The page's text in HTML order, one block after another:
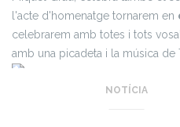
l'acte d'homenatge tornarem en
celebrarem amb totes i tots
amb una picadeta i la música de
NOTÍCIA